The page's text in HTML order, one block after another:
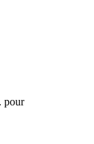
pour